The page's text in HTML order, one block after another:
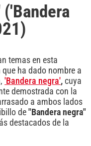
temas en esta
ha dado nombre a
'Bandera negra', cuya
demostrada con la
a ambos lados
de"Bandera negra"
destacados de la